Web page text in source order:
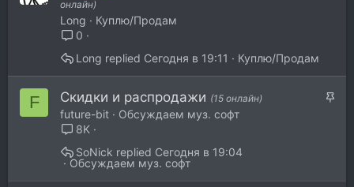
онлайн)
Long
Куплю/Продам
0
Куплю/Продам
Сегодня в 19:11
Long
F
З
п
Скидки и распродажи (15 онлайн)
future-bit
Обсуждаем муз. софт
8K
Обсуждаем муз. софт
Сегодня в 19:04
SoNick